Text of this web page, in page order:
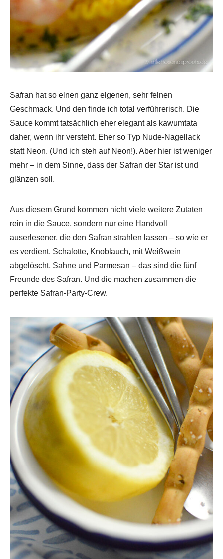
Safran hat so einen ganz eigenen, sehr feinen
Geschmack. Und den finde ich total verführerisch. Die
Sauce kommt tatsächlich eher elegant als kawumtata
daher, wenn ihr versteht. Eher so Typ Nude-Nagellack
statt Neon. (Und ich steh auf Neon!). Aber hier ist weniger
mehr – in dem Sinne, dass der Safran der Star ist und
glänzen soll.
Aus diesem Grund kommen nicht viele weitere Zutaten
rein in die Sauce, sondern nur eine Handvoll
auserlesener, die den Safran strahlen lassen – so wie er
es verdient. Schalotte, Knoblauch, mit Weißwein
abgelöscht, Sahne und Parmesan – das sind die fünf
Freunde des Safran. Und die machen zusammen die
perfekte Safran-Party-Crew.